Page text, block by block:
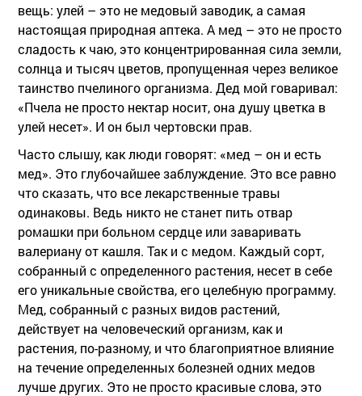
вещь: улей – это не медовый заводик, а самая
настоящая природная аптека. А мед – это не просто
сладость к чаю, это концентрированная сила земли,
солнца и тысяч цветов, пропущенная через великое
таинство пчелиного организма. Дед мой говаривал:
«Пчела не просто нектар носит, она душу цветка в
улей несет». И он был чертовски прав.
Часто слышу, как люди говорят: «мед – он и есть
мед». Это глубочайшее заблуждение. Это все равно
что сказать, что все лекарственные травы
одинаковы. Ведь никто не станет пить отвар
ромашки при больном сердце или заваривать
валериану от кашля. Так и с медом. Каждый сорт,
собранный с определенного растения, несет в себе
его уникальные свойства, его целебную программу.
Мед, собранный с разных видов растений,
действует на человеческий организм, как и
растения, по-разному, и что благоприятное влияние
на течение определенных болезней одних медов
лучше других. Это не просто красивые слова, это